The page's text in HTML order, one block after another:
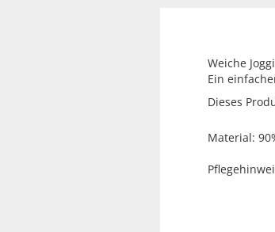
Weiche
Ein
Dieses
Material: